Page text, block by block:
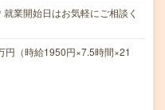
業開始日はお気軽にご相談く
（時給1950円×7.5時間×21